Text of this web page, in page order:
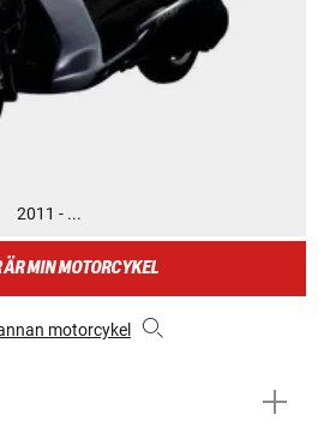
2011 - ...
ÄR MIN MOTORCYKEL
motorcykel